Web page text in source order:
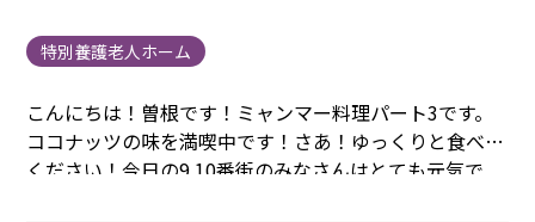
特別養護老人ホーム
こんにちは！曽根です！ミャンマー料理パート3です。
ココナッツの味を満喫中です！ さあ！ゆっくりと食べて
ください！今日の9.10番街のみなさんはとても元気で